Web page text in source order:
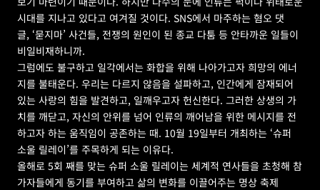
시대를 지나고 있다고 여겨질 것이다. SNS에서 마주하는 혐오 댓
글, ‘묻지마’ 사건들, 전쟁의 원인이 된 종교 다툼 등 안타까운 일들이
비일비재하니까.
그럼에도 불구하고 일각에서는 화합을 위해 나아가고자 희망의 에너
지를 불태운다. 우리는 다르지 않음을 설파하고, 인간에게 잠재되어
있는 사랑의 힘을 발견하고, 일깨우고자 헌신한다. 그러한 상생의 가
치를 깨닫고, 자신의 안위를 넘어 인류의 깨어남을 위한 메시지를 전
하고자 하는 움직임이 공존하는 때. 10월 19일부터 개최하는 ‘슈퍼
소울 릴레이’를 주목하게 되는 이유다.
올해로 5회 째를 맞는 슈퍼 소울 릴레이는 세계적 연사들을 초청해 참
가자들에게 동기를 부여하고 삶의 변화를 이끌어주는 명상 축제